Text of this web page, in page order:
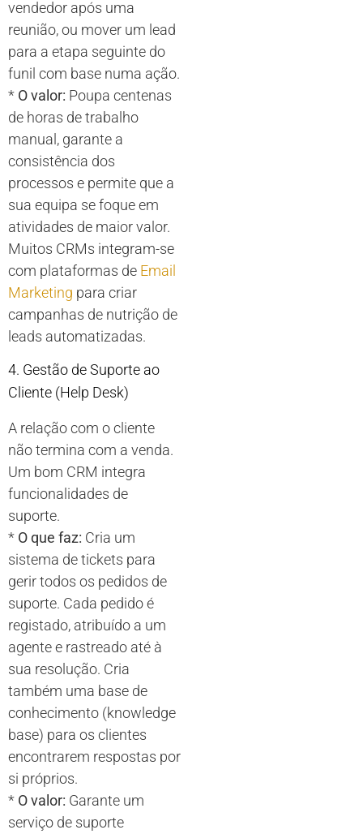
vendedor após uma
reunião, ou mover um lead
para a etapa seguinte do
funil com base numa ação.
* O valor: Poupa centenas
de horas de trabalho
manual, garante a
consistência dos
processos e permite que a
sua equipa se foque em
atividades de maior valor.
Muitos CRMs integram-se
com plataformas de Email
Marketing para criar
campanhas de nutrição de
leads automatizadas.
4. Gestão de Suporte ao
Cliente (Help Desk)
A relação com o cliente
não termina com a venda.
Um bom CRM integra
funcionalidades de
suporte.
* O que faz: Cria um
sistema de tickets para
gerir todos os pedidos de
suporte. Cada pedido é
registado, atribuído a um
agente e rastreado até à
sua resolução. Cria
também uma base de
conhecimento (knowledge
base) para os clientes
encontrarem respostas por
si próprios.
* O valor: Garante um
serviço de suporte